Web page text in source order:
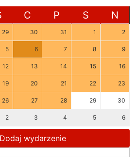
C P S N
29 30 31 1 2
5 6 7 8 9
12 13 14 15 16
19 20 21 22 23
26 27 28 29 30
2 3 4 5 6
wydarzenie